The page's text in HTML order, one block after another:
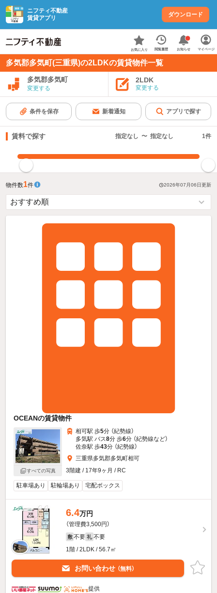
ニフティ不動産
賃貸アプリ
ダウンロード
お気に入り 閲覧履歴 お知らせ マイページ
多気郡多気町(三重県)の2LDKの賃貸物件一覧
多気郡多気町
変更する
2LDK
変更する
条件を保存 新着通知 アプリで探す
賃料で探す 指定なし 〜 指定なし 1件
物件数1件 2026年07月06日更新
OCEANの賃貸物件
すべての写真
相可駅 歩5分 （紀勢線）
多気駅 バス8分 歩6分 （紀勢線など）
佐奈駅 歩43分 （紀勢線）
三重県多気郡多気町相可
3階建 / 17年9ヶ月 / RC
駐車場あり 駐輪場あり 宅配ボックス
6.4万円
（管理費3,500円）
敷 不要 礼 不要
1階 / 2LDK / 56.7㎡
お問い合わせ （無料）
提供